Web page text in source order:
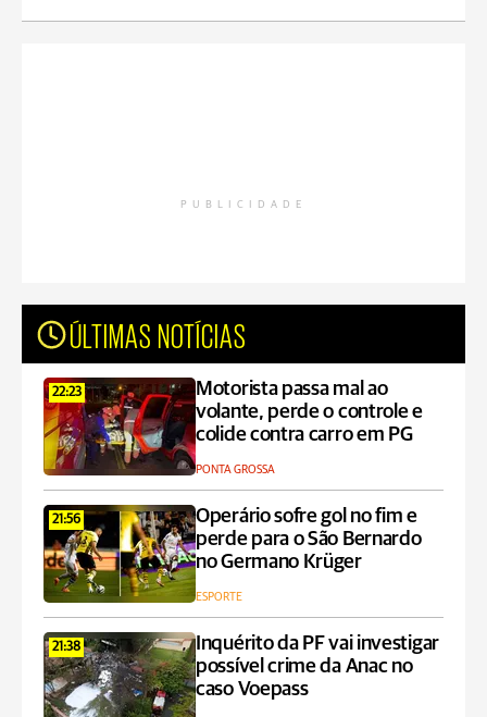
PUBLICIDADE
ÚLTIMAS NOTÍCIAS
22:23
Motorista passa mal ao
volante, perde o controle e
colide contra carro em PG
PONTA GROSSA
21:56
Operário sofre gol no fim e
perde para o São Bernardo
no Germano Krüger
ESPORTE
21:38
Inquérito da PF vai investigar
possível crime da Anac no
caso Voepass